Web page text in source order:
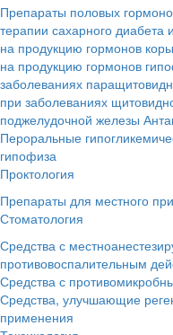
Препараты половых
терапии сахарного диабета
на продукцию гормонов
на продукцию гормонов
заболеваниях
при заболеваниях
поджелудочной железы
Пероральные
гипофиза
Проктология
Препараты для местного
Стоматология
Средства с
противовоспалительным
Средства с
Средства, улучшающие
применения